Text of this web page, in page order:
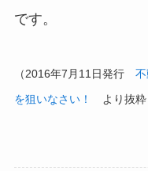
です。
（2016年7月11日発行 不
を狙いなさい！
より抜粋